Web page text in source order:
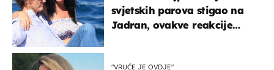
svjetskih parova stigao na
Jadran, ovakve reakcije
"VRUĆE JE OVDJE"